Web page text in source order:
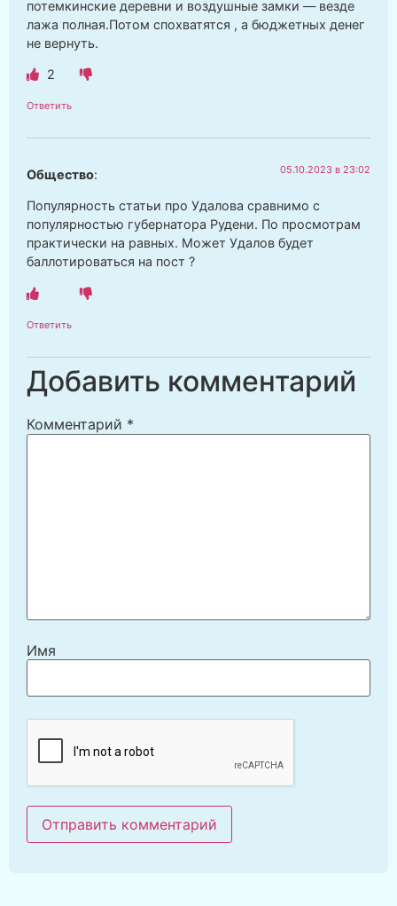
потемкинские деревни и воздушные замки — везде
лажа полная.Потом спохватятся , а бюджетных денег
не вернуть.
2
Ответить
Общество: 05.10.2023 в 23:02
Популярность статьи про Удалова сравнимо с
популярностью губернатора Рудени. По просмотрам
практически на равных. Может Удалов будет
баллотироваться на пост ?
Ответить
Добавить комментарий
Комментарий *
Имя